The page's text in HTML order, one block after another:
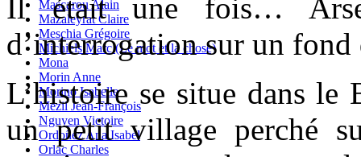
Mascarou Alain
Mazaleyrat Claire
Meschia Grégoire
Michiels Marc (Le mot et la chose)
Mona
Morin Anne
Morino Isabelle
Mézil Jean-François
Nguyen Victoire
Ordoñez Ana Isabel
Orlac Charles
Il était une fois…
d’interrogation sur un fond
L’histoire se situe dans le
un petit village perché